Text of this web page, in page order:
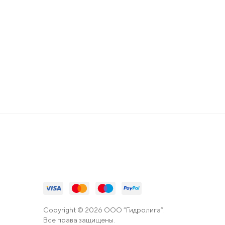
Copyright © 2026 ООО “Гидролига”.
Все права защищены.